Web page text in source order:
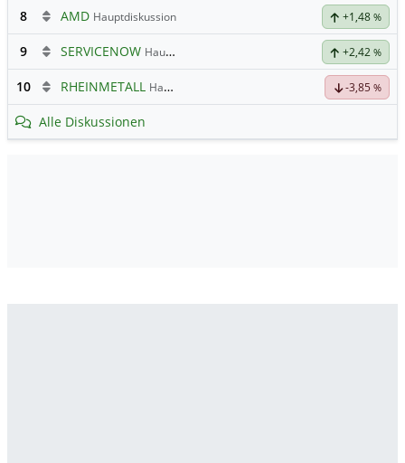
8 AMD Hauptdiskussion +1,48 %
9 SERVICENOW Hauptdiskussion +2,42 %
10 RHEINMETALL Hauptdiskussion -3,85 %
Alle Diskussionen